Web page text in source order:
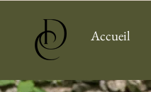
Accueil